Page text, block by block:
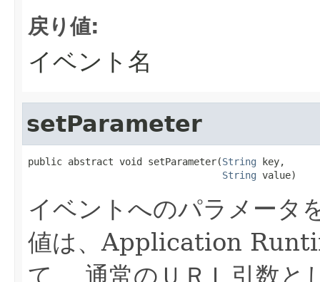
戻り値:
イベント名
setParameter
public abstract void setParameter(String key,
String value)
イベントへのパラメータ
値は、Application
て、 通常のＵＲＬ引数と